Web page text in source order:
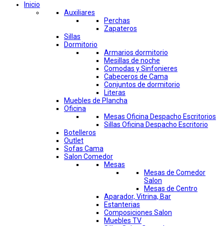
Inicio
Auxiliares
Perchas
Zapateros
Sillas
Dormitorio
Armarios dormitorio
Mesillas de noche
Comodas y Sinfonieres
Cabeceros de Cama
Conjuntos de dormitorio
Literas
Muebles de Plancha
Oficina
Mesas Oficina Despacho Escritorios
Sillas Oficina Despacho Escritorio
Botelleros
Outlet
Sofas Cama
Salon Comedor
Mesas
Mesas de Comedor
Salon
Mesas de Centro
Aparador, Vitrina, Bar
Estanterias
Composiciones Salon
Muebles TV